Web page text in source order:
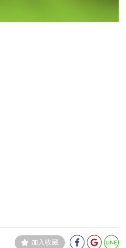
加入收藏